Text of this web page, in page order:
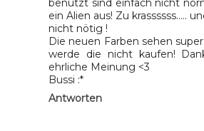
benutzt sind einfach nicht
ein Alien aus! Zu krassssss.....
nicht nötig !
Die neuen Farben sehen super
werde die nicht kaufen!
ehrliche Meinung <3
Bussi :*
Antworten